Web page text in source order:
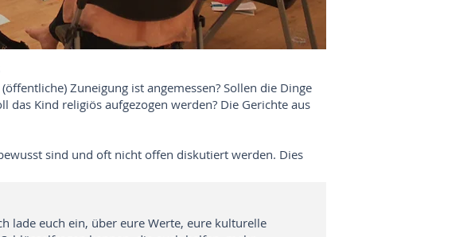
Zuneigung ist angemessen? Sollen die Dinge
Kind religiös aufgezogen werden? Die Gerichte aus
sind und oft nicht offen diskutiert werden. Dies
lade euch ein, über eure Werte, eure kulturelle